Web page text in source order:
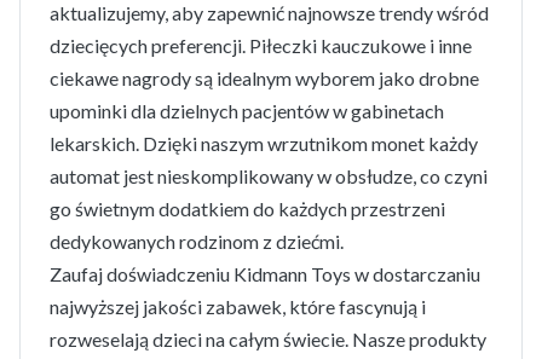
aktualizujemy, aby zapewnić najnowsze trendy wśród
dziecięcych preferencji. Piłeczki kauczukowe i inne
ciekawe nagrody są idealnym wyborem jako drobne
upominki dla dzielnych pacjentów w gabinetach
lekarskich. Dzięki naszym wrzutnikom monet każdy
automat jest nieskomplikowany w obsłudze, co czyni
go świetnym dodatkiem do każdych przestrzeni
dedykowanych rodzinom z dziećmi.
Zaufaj doświadczeniu Kidmann Toys w dostarczaniu
najwyższej jakości zabawek, które fascynują i
rozweselają dzieci na całym świecie. Nasze produkty